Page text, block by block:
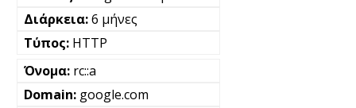
6 μήνες
HTTP
rc::a
google.com